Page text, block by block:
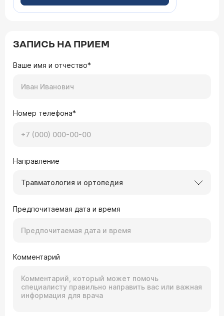
ЗАПИСЬ НА ПРИЕМ
Ваше имя и отчество*
Номер телефона*
Направление
Травматология и ортопедия
Предпочитаемая дата и время
Комментарий